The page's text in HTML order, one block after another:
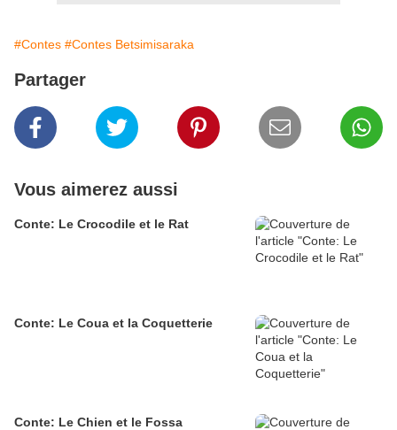
#Contes #Contes Betsimisaraka
Partager
Vous aimerez aussi
Conte: Le Crocodile et le Rat
Conte: Le Coua et la Coquetterie
Conte: Le Chien et le Fossa